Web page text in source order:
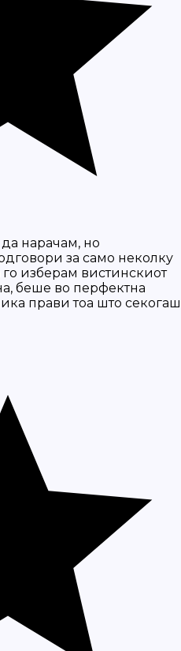
нарачам, но
за само неколку
изберам вистинскиот
беше во перфектна
прави тоа што секогаш